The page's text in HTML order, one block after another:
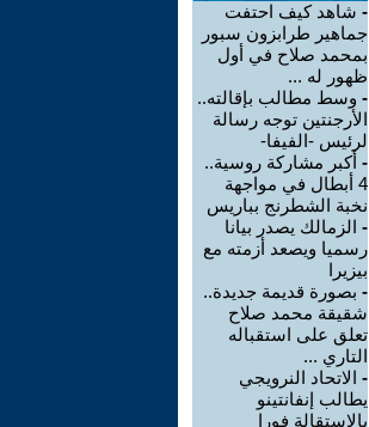
- شاهد كيف احتفت
جماهير طرابزون سبور
بمحمد صلاح في أول
ظهور له ...
- وسط مطالب بإقالته..
الأرجنتين توجه رسالة
لرئيس -الفيفا-
- أكبر مشاركة روسية..
4 أبطال في مواجهة
نخبة الشطرنج بباريس
- الزمالك يصدر بيانا
رسميا ويصعد أزمته مع
بيزيرا
- بصورة قديمة جديدة..
شقيقة محمد صلاح
تعلق على استقباله
التاري ...
- الاتحاد النرويجي
يطالب إنفانتينو
بالاستقالة فورا